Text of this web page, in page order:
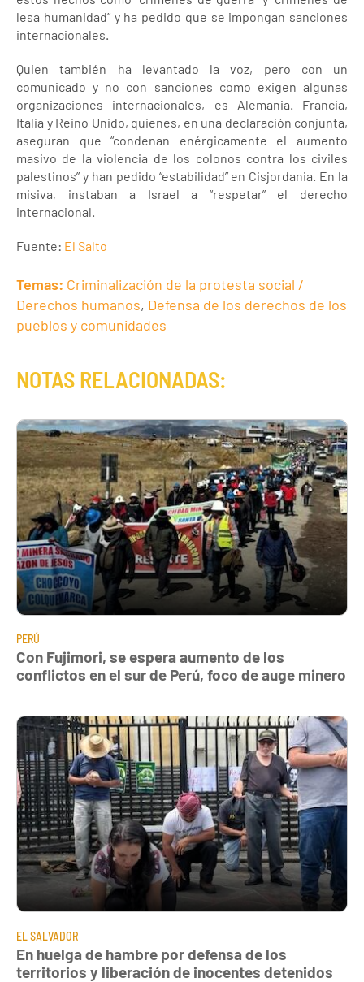
lesa humanidad” y ha pedido que se impongan sanciones
internacionales.
Quien también ha levantado la voz, pero con un
comunicado y no con sanciones como exigen algunas
organizaciones internacionales, es Alemania. Francia,
Italia y Reino Unido, quienes, en una declaración conjunta,
aseguran que “condenan enérgicamente el aumento
masivo de la violencia de los colonos contra los civiles
palestinos” y han pedido “estabilidad” en Cisjordania. En la
misiva, instaban a Israel a “respetar” el derecho
internacional.
Fuente: El Salto
Temas: Criminalización de la protesta social /
Derechos humanos, Defensa de los derechos de los
pueblos y comunidades
NOTAS RELACIONADAS:
PERÚ
Con Fujimori, se espera aumento de los
conflictos en el sur de Perú, foco de auge minero
EL SALVADOR
En huelga de hambre por defensa de los
territorios y liberación de inocentes detenidos